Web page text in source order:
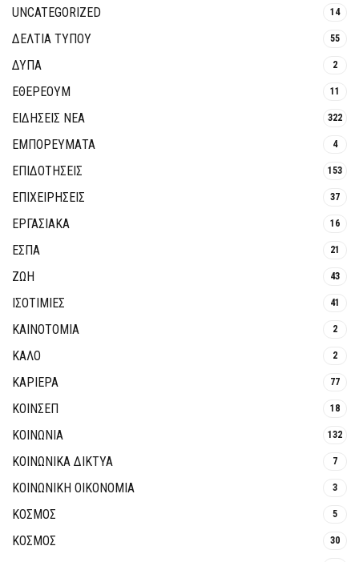
UNCATEGORIZED 14
ΔΕΛΤΙΑ ΤΥΠΟΥ 55
ΔΥΠΑ 2
ΕΘΈΡΕΟΥΜ 11
ΕΙΔΗΣΕΙΣ ΝΕΑ 322
ΕΜΠΟΡΕΥΜΑΤΑ 4
ΕΠΙΔΟΤΗΣΕΙΣ 153
ΕΠΙΧΕΙΡΗΣΕΙΣ 37
ΕΡΓΑΣΙΑΚΑ 16
ΕΣΠΑ 21
ΖΩΗ 43
ΙΣΟΤΙΜΙΕΣ 41
ΚΑΙΝΟΤΟΜΊΑ 2
ΚΑΛΟ 2
ΚΑΡΙΕΡΑ 77
ΚΟΙΝΣΕΠ 18
ΚΟΙΝΩΝΙΑ 132
ΚΟΙΝΩΝΙΚΆ ΔΊΚΤΥΑ 7
ΚΟΙΝΩΝΙΚΉ ΟΙΚΟΝΟΜΊΑ 3
ΚΟΣΜΟΣ 5
ΚΟΣΜΟΣ 30